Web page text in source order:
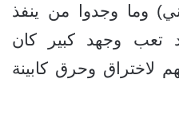
وما وجدوا من ينفذ
تعب وجهد كبير كان
لاختراق وحرق كابينة